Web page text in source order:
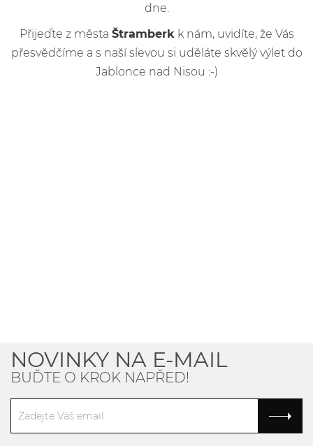
dne.
Přijeďte z města Štramberk k nám, uvidíte, že Vás
přesvědčíme a s naší slevou si uděláte skvělý výlet do
Jablonce nad Nisou :-)
NOVINKY NA E-MAIL
BUĎTE O KROK NAPŘED!